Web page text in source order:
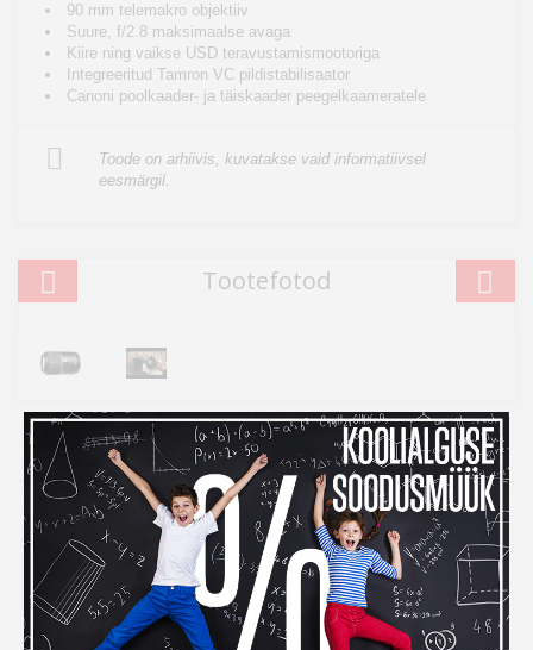
90 mm telemakro objektiiv
Suure, f/2.8 maksimaalse avaga
Kiire ning vaikse USD teravustamismootoriga
Integreeritud Tamron VC pildistabilisaator
Canoni poolkaader- ja täiskaader peegelkaameratele
Toode on arhiivis, kuvatakse vaid informatiivsel
eesmärgil.
Tootefotod
Kampaania
Inbank järelmaksuga ostes
maksad kauba eest alles
detsembris
Auto